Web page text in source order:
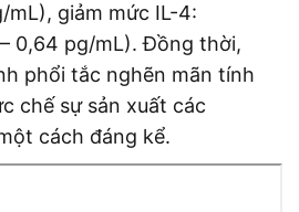
mL), giảm mức IL-4:
0,64 pg/mL). Đồng thời,
phổi tắc nghẽn mãn tính
chế sự sản xuất các
cách đáng kể.